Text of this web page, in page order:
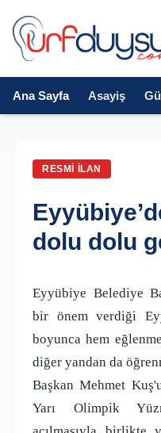
Ana Sayfa Asayiş
RESMI İLAN
dolu dolu
Eyyübiye Belediye
bir önem verdiği
boyunca hem
diğer yandan da
Başkan Mehmet
Yarı Olimpik